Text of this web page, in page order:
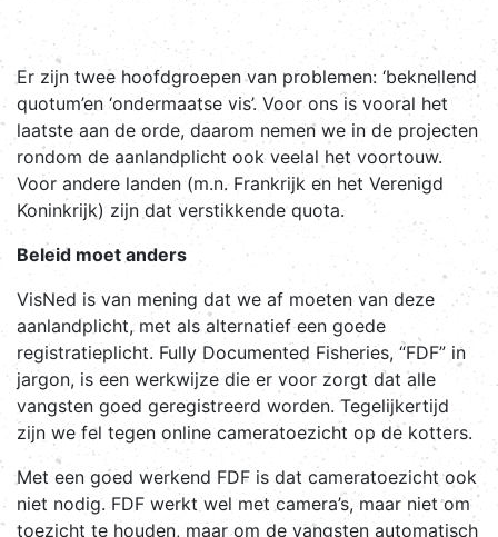
Er zijn twee hoofdgroepen van problemen: ‘beknellend
quotum’en ‘ondermaatse vis’. Voor ons is vooral het
laatste aan de orde, daarom nemen we in de projecten
rondom de aanlandplicht ook veelal het voortouw.
Voor andere landen (m.n. Frankrijk en het Verenigd
Koninkrijk) zijn dat verstikkende quota.
Beleid moet anders
VisNed is van mening dat we af moeten van deze
aanlandplicht, met als alternatief een goede
registratieplicht. Fully Documented Fisheries, “FDF” in
jargon, is een werkwijze die er voor zorgt dat alle
vangsten goed geregistreerd worden. Tegelijkertijd
zijn we fel tegen online cameratoezicht op de kotters.
Met een goed werkend FDF is dat cameratoezicht ook
niet nodig. FDF werkt wel met camera’s, maar niet om
toezicht te houden, maar om de vangsten automatisch